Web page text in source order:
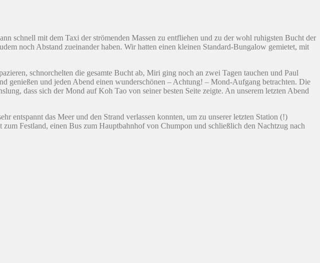
schnell mit dem Taxi der strömenden Massen zu entfliehen und zu der wohl ruhigsten Bucht der
noch Abstand zueinander haben. Wir hatten einen kleinen Standard-Bungalow gemietet, mit
schnorchelten die gesamte Bucht ab, Miri ging noch an zwei Tagen tauchen und Paul
genießen und jeden Abend einen wunderschönen – Achtung! – Mond-Aufgang betrachten. Die
dass sich der Mond auf Koh Tao von seiner besten Seite zeigte. An unserem letzten Abend
entspannt das Meer und den Strand verlassen konnten, um zu unserer letzten Station (!)
Festland, einen Bus zum Hauptbahnhof von Chumpon und schließlich den Nachtzug nach